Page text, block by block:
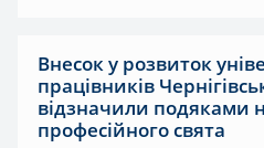
Внесок у розвиток
працівників
відзначили подяками
професійного свята